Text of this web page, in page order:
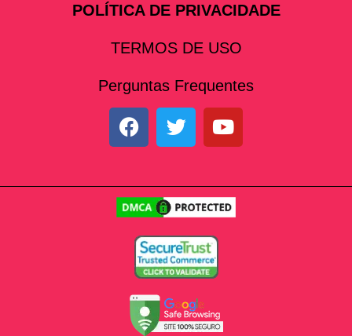
POLÍTICA DE PRIVACIDADE
TERMOS DE USO
Perguntas Frequentes